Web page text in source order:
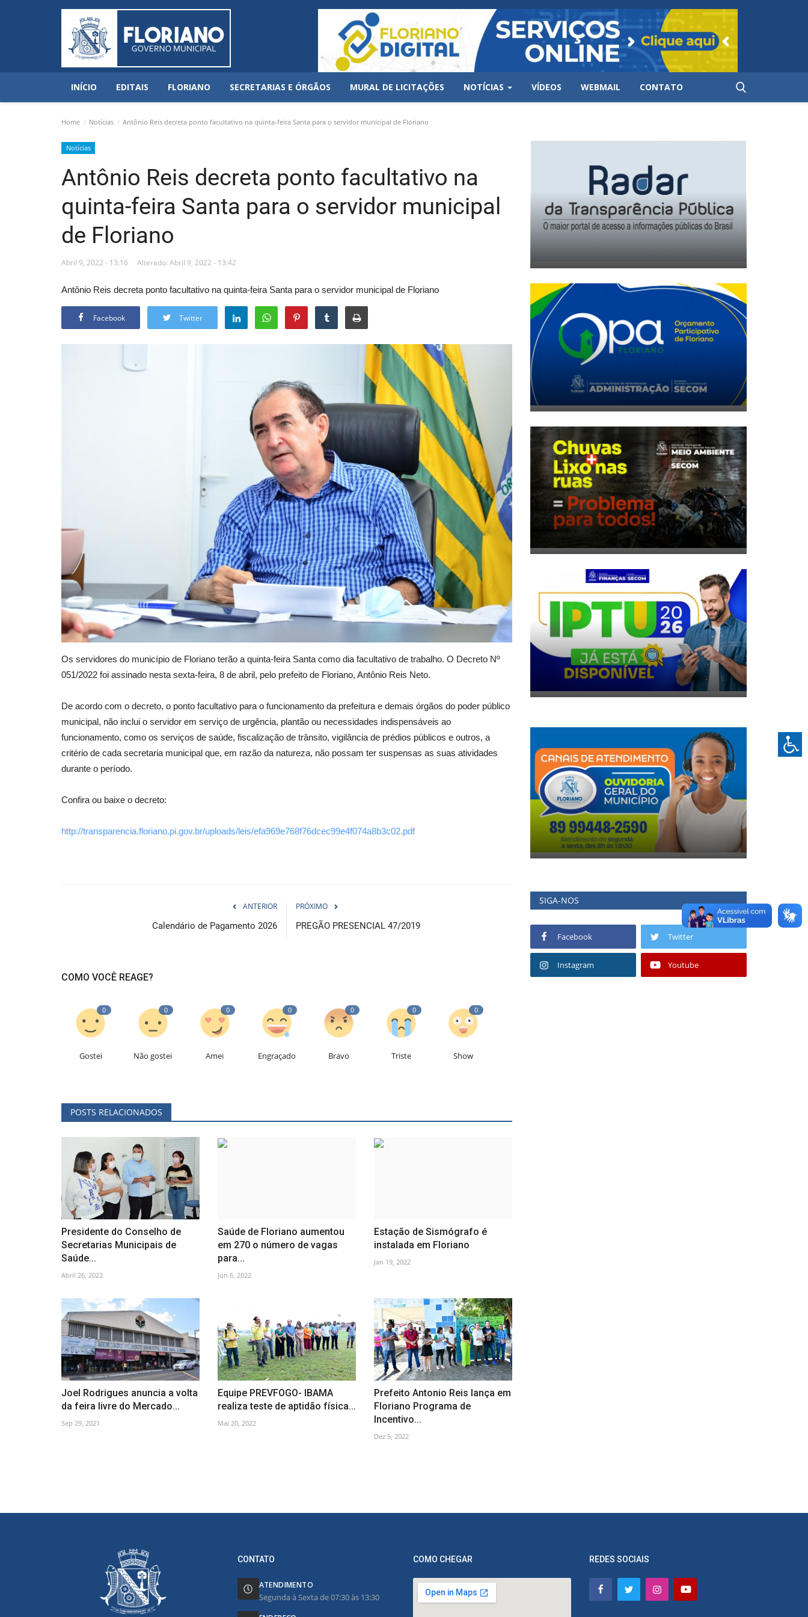
INÍCIO EDITAIS FLORIANO SECRETARIAS E ÓRGÃOS MURAL DE LICITAÇÕES NOTÍCIAS VÍDEOS WEBMAIL CONTATO
Home Notícias Antônio Reis decreta ponto facultativo na quinta-feira Santa para o servidor municipal de Floriano
Notícias
Antônio Reis decreta ponto facultativo na
quinta-feira Santa para o servidor municipal
de Floriano
Abril 9, 2022 - 13:16 Alterado: Abril 9, 2022 - 13:42
Antônio Reis decreta ponto facultativo na quinta-feira Santa para o servidor municipal de Floriano
Facebook Twitter
Os servidores do município de Floriano terão a quinta-feira Santa como dia facultativo de trabalho. O Decreto Nº
051/2022 foi assinado nesta sexta-feira, 8 de abril, pelo prefeito de Floriano, Antônio Reis Neto.
De acordo com o decreto, o ponto facultativo para o funcionamento da prefeitura e demais órgãos do poder público
municipal, não inclui o servidor em serviço de urgência, plantão ou necessidades indispensáveis ao
funcionamento, como os serviços de saúde, fiscalização de trânsito, vigilância de prédios públicos e outros, a
critério de cada secretaria municipal que, em razão da natureza, não possam ter suspensas as suas atividades
durante o período.
Confira ou baixe o decreto:
http://transparencia.floriano.pi.gov.br/uploads/leis/efa969e768f76dcec99e4f074a8b3c02.pdf
ANTERIOR
Calendário de Pagamento 2026
PRÓXIMO
PREGÃO PRESENCIAL 47/2019
COMO VOCÊ REAGE?
0
Gostei
0
Não gostei
0
Amei
0
Engraçado
0
Bravo
0
Triste
0
Show
POSTS RELACIONADOS
Presidente do Conselho de
Secretarias Municipais de
Saúde...
Abril 26, 2022
Saúde de Floriano aumentou
em 270 o número de vagas
para...
Jun 6, 2022
Estação de Sismógrafo é
instalada em Floriano
Jan 19, 2022
Joel Rodrigues anuncia a volta
da feira livre do Mercado...
Sep 29, 2021
Equipe PREVFOGO- IBAMA
realiza teste de aptidão física...
Mai 20, 2022
Prefeito Antonio Reis lança em
Floriano Programa de
Incentivo...
Dez 5, 2022
SIGA-NOS
Facebook Twitter
Instagram Youtube
CONTATO
ATENDIMENTO
Segunda à Sexta de 07:30 às 13:30
COMO CHEGAR REDES SOCIAIS